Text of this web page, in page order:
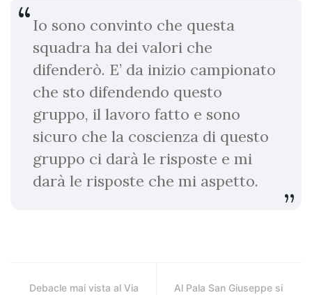
Io sono convinto che questa
squadra ha dei valori che
difenderò. E’ da inizio campionato
che sto difendendo questo
gruppo, il lavoro fatto e sono
sicuro che la coscienza di questo
gruppo ci darà le risposte e mi
darà le risposte che mi aspetto.
Debacle mai vista al Via
Al Pala San Giuseppe si